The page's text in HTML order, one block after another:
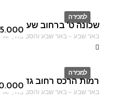
למכירה
ID
שכונה ט' ברחוב שער הגיא 15
באר שבע–באר שבע והסביבה ,
AF
למכירה
ID
רמות הרכס רחוב גדעון
באר שבע–באר שבע והסביבה ,
AF